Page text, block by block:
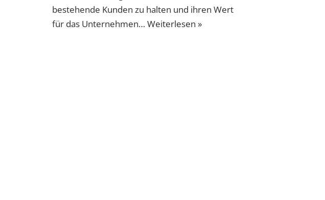
bestehende Kunden zu halten und ihren Wert
für das Unternehmen… Weiterlesen »